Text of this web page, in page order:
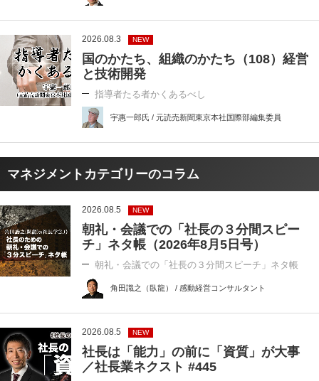
2026.08.3 NEW
国のかたち、組織のかたち（108）経営
と技術開発
指導者たる者かくあるべし
宇惠一郎氏 / 元読売新聞東京本社国際部編集委員
マネジメントカテゴリーのコラム
2026.08.5 NEW
朝礼・会議での「社長の３分間スピー
チ」ネタ帳（2026年8月5日号）
朝礼・会議での「社長の３分間スピーチ」ネタ帳
角田識之（臥龍） / 感動経営コンサルタント
2026.08.5 NEW
社長は「能力」の前に「資質」が大事
／社長業ネクスト #445